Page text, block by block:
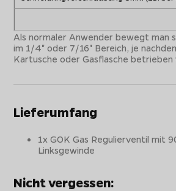
Als normaler Anwender bewegt man
im 1/4" oder 7/16" Bereich, je
Kartusche oder Gasflasche betrieben
Lieferumfang
1x GOK Gas Regulierventil mit
Linksgewinde
Nicht vergessen: